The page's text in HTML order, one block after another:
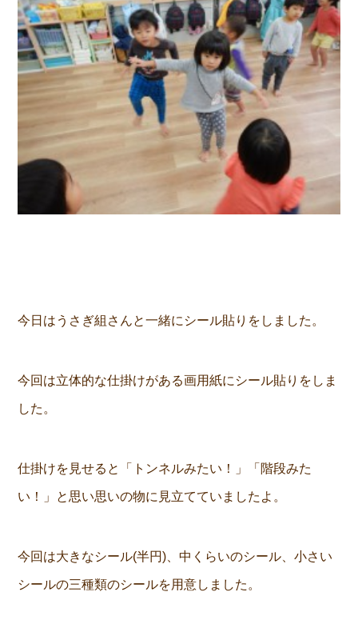
今日はうさぎ組さんと一緒にシール貼りをしました。
今回は立体的な仕掛けがある画用紙にシール貼りをしま
した。
仕掛けを見せると「トンネルみたい！」「階段みた
い！」と思い思いの物に見立てていましたよ。
今回は大きなシール(半円)、中くらいのシール、小さい
シールの三種類のシールを用意しました。